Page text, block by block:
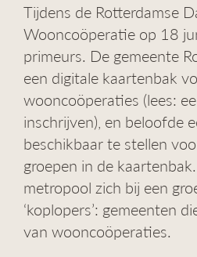
Tijdens de Rotterdamse
Wooncoöperatie op 18
primeurs. De gemeente
een digitale kaartenbak
wooncoöperaties (lees:
inschrijven), en beloofde
beschikbaar te stellen
groepen in de
metropool zich bij een
‘koplopers’: gemeenten
van wooncoöperaties.